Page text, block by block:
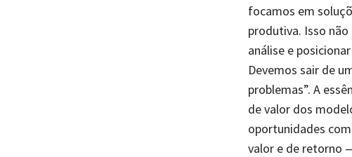
focamos em
produtiva. Isso
análise e
Devemos sair de
problemas”. A
de valor dos
oportunidades
valor e de retorno